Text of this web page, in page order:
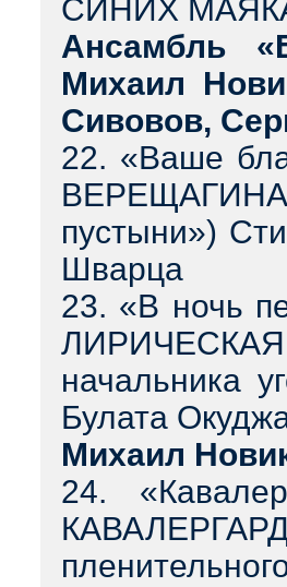
СИНИХ
Ансамбль
Михаил
Сивовов,
22. «Ваше
пустыни»)
Шварца
23. «В ночь
начальника
Булата
Михаил
24.